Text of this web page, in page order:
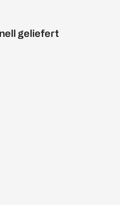
geliefert